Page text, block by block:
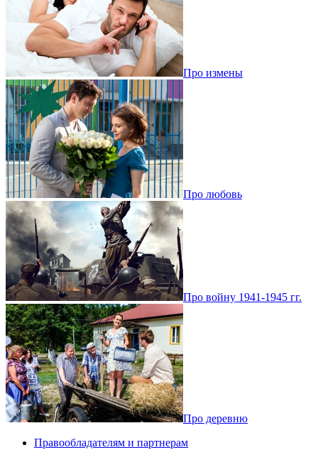
Про измены
Про любовь
Про войну 1941-1945 гг.
Про деревню
Правообладателям и партнерам